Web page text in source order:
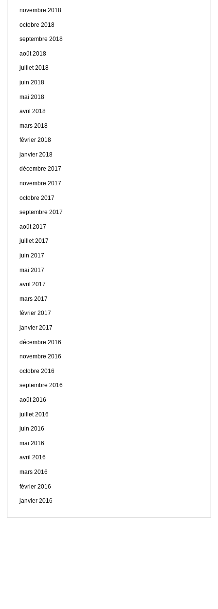
novembre 2018
octobre 2018
septembre 2018
août 2018
juillet 2018
juin 2018
mai 2018
avril 2018
mars 2018
février 2018
janvier 2018
décembre 2017
novembre 2017
octobre 2017
septembre 2017
août 2017
juillet 2017
juin 2017
mai 2017
avril 2017
mars 2017
février 2017
janvier 2017
décembre 2016
novembre 2016
octobre 2016
septembre 2016
août 2016
juillet 2016
juin 2016
mai 2016
avril 2016
mars 2016
février 2016
janvier 2016